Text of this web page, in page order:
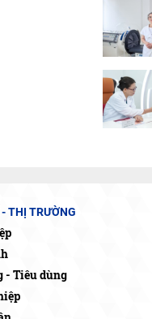
THỊ TRƯỜNG
- Tiêu dùng